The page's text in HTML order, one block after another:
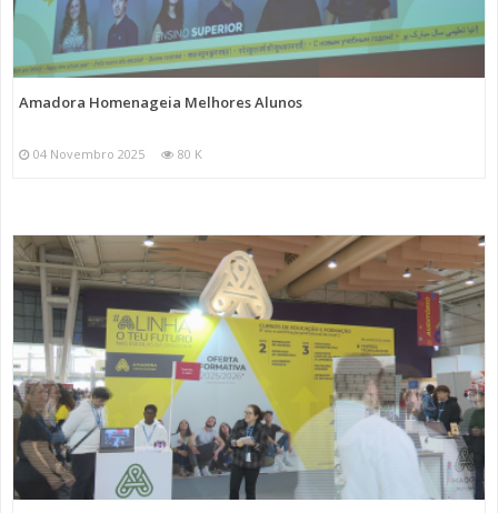
Amadora Homenageia Melhores Alunos
04 Novembro 2025 80 K